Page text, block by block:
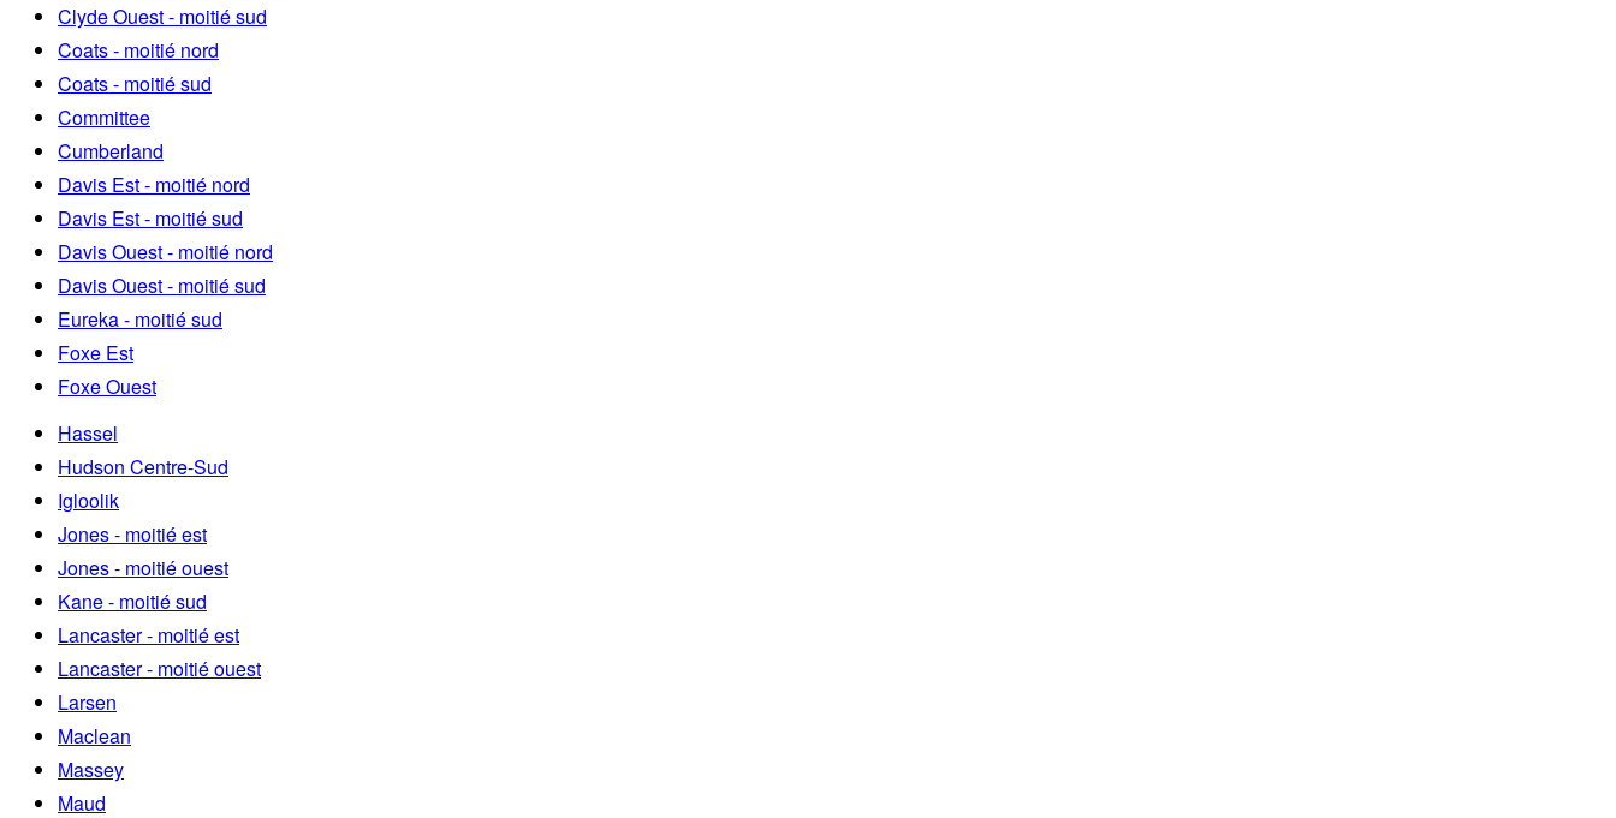
Clyde Ouest - moitié sud
Coats - moitié nord
Coats - moitié sud
Committee
Cumberland
Davis Est - moitié nord
Davis Est - moitié sud
Davis Ouest - moitié nord
Davis Ouest - moitié sud
Eureka - moitié sud
Foxe Est
Foxe Ouest
Hassel
Hudson Centre-Sud
Igloolik
Jones - moitié est
Jones - moitié ouest
Kane - moitié sud
Lancaster - moitié est
Lancaster - moitié ouest
Larsen
Maclean
Massey
Maud